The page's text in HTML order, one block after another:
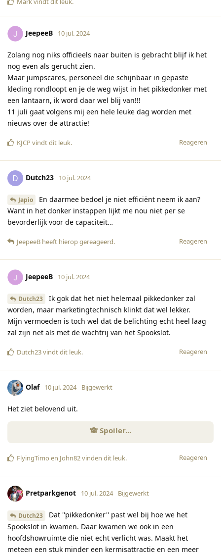
JeepeeB 10 jul. 2024
Zolang nog niks officieels naar buiten is gebracht blijf ik het
nog even als gerucht zien.
Maar jumpscares, personeel die schijnbaar in gepaste
kleding rondloopt en je de weg wijst in het pikkedonker met
een lantaarn, ik word daar wel blij van!!!
11 juli gaat volgens mij een hele leuke dag worden met
nieuws over de attractie!
Reageren
KJCPvindt dit leuk.
D Dutch23 10 jul. 2024
Japio
En daarmee bedoel je niet efficiënt neem ik aan?
Want in het donker instappen lijkt me nou niet per se
bevorderlijk voor de capaciteit…
Reageren
JeepeeB heeft hierop gereageerd.
JeepeeB 10 jul. 2024
Dutch23
Ik gok dat het niet helemaal pikkedonker zal
worden, maar marketingtechnisch klinkt dat wel lekker.
Mijn vermoeden is toch wel dat de belichting echt heel laag
zal zijn net als met de wachtrij van het Spookslot.
Reageren
Dutch23vindt dit leuk.
Olaf 10 jul. 2024 Bijgewerkt
Het ziet belovend uit.
Reageren
FlyingTimo en John82vinden dit leuk.
Pretparkgenot 10 jul. 2024 Bijgewerkt
Dutch23
Dat ''pikkedonker'' past wel bij hoe we het
Spookslot in kwamen. Daar kwamen we ook in een
hoofdshowruimte die niet echt verlicht was. Maakt het
meteen een stuk minder een kermisattractie en een meer